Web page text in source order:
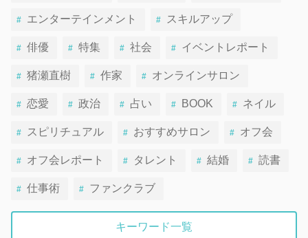
エンターテインメント スキルアップ
俳優 特集 社会 イベントレポート
猪瀬直樹 作家 オンラインサロン
恋愛 政治 占い BOOK ネイル
スピリチュアル おすすめサロン オフ会
オフ会レポート タレント 結婚 読書
仕事術 ファンクラブ
キーワード一覧